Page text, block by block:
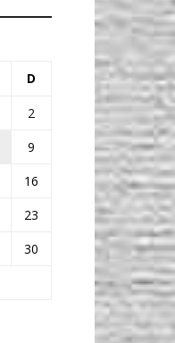
D
2
9
16
23
30